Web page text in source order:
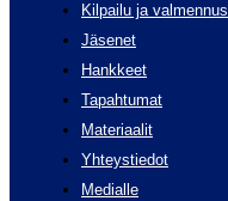
Kilpailu ja valmennus
Jäsenet
Hankkeet
Tapahtumat
Materiaalit
Yhteystiedot
Medialle